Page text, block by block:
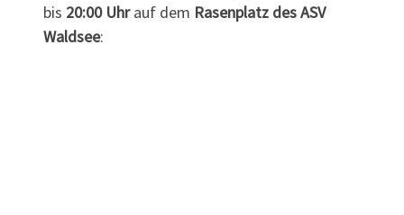
bis 20:00 Uhrauf dem Rasenplatz des ASV
Waldsee: